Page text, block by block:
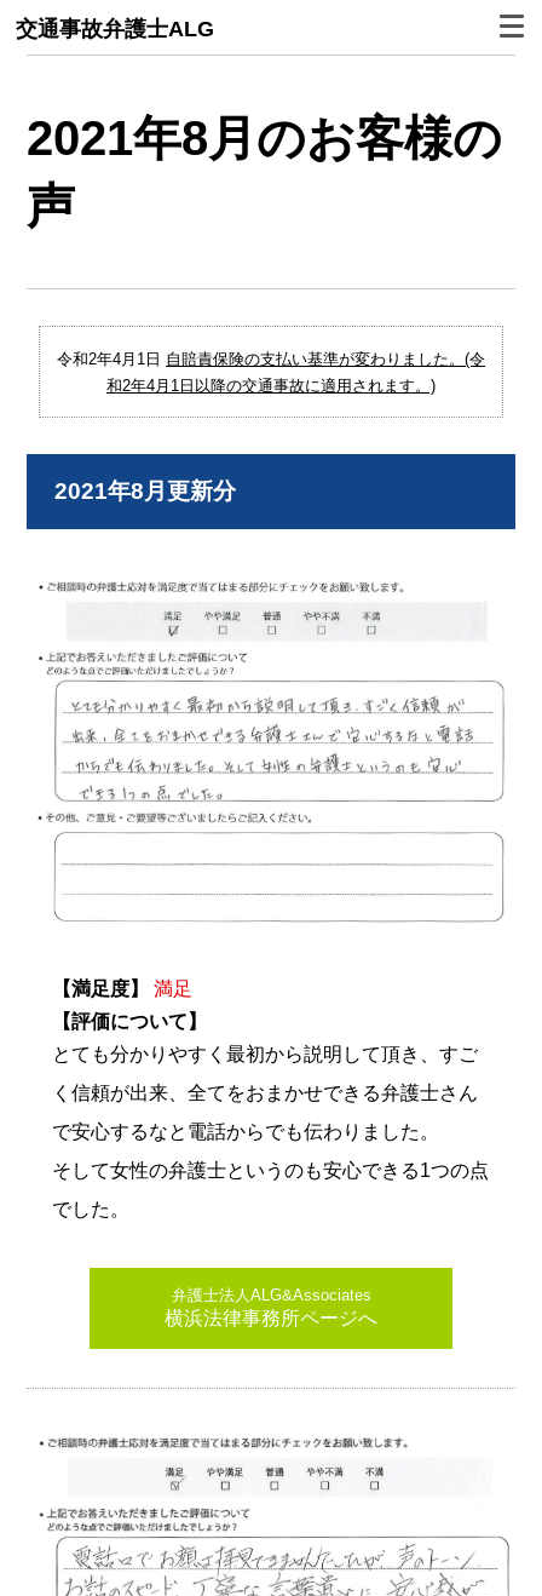
交通事故弁護士ALG
2021年8月のお客様の
声
令和2年4月1日 自賠責保険の支払い基準が変わりました。(令
和2年4月1日以降の交通事故に適用されます。)
2021年8月更新分
【満足度】
満足
【評価について】
とても分かりやすく最初から説明して頂き、すご
く信頼が出来、全てをおまかせできる弁護士さん
で安心するなと電話からでも伝わりました。
そして女性の弁護士というのも安心できる1つの点
でした。
弁護士法人ALG&Associates
横浜法律事務所ページへ